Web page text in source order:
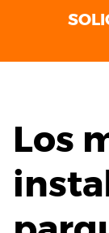
Los